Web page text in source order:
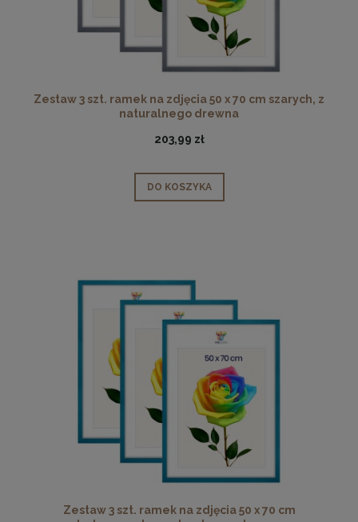
Zestaw 3 szt. ramek na zdjęcia 50 x 70 cm szarych, z
naturalnego drewna
203,99 zł
DO KOSZYKA
Zestaw 3 szt. ramek na zdjęcia 50 x 70 cm